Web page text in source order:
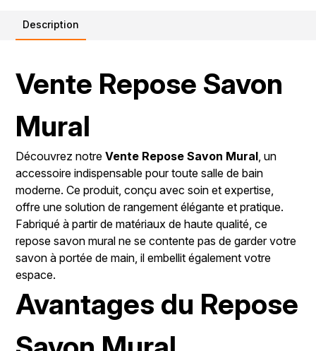
Description
Vente Repose Savon
Mural
Découvrez notreVente Repose Savon Mural , un
accessoire indispensable pour toute salle de bain
moderne. Ce produit, conçu avec soin et expertise,
offre une solution de rangement élégante et pratique.
Fabriqué à partir de matériaux de haute qualité, ce
repose savon mural ne se contente pas de garder votre
savon à portée de main, il embellit également votre
espace.
Avantages du Repose